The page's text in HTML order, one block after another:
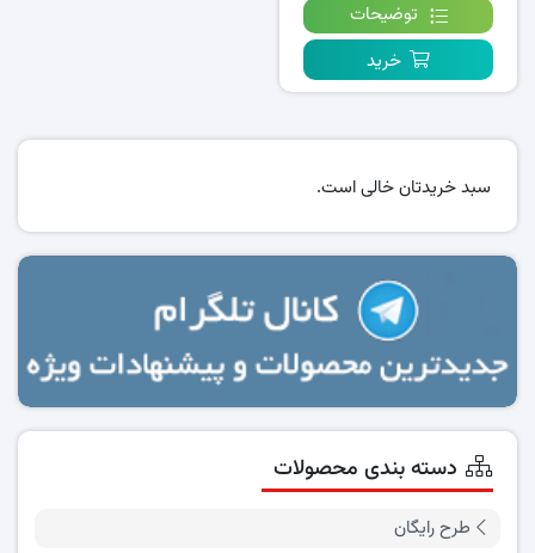
توضیحات
خرید
سبد خریدتان خالی است.
دسته بندی محصولات
طرح رایگان